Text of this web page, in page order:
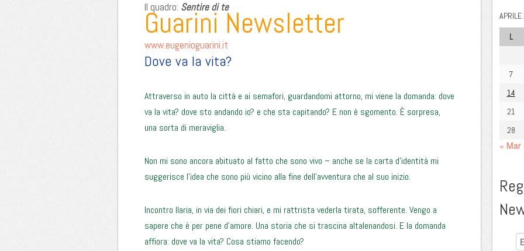
Il quadro: Sentire di te
Guarini Newsletter
www.eugenioguarini.it
Dove va la vita?
Attraverso in auto la città e ai semafori, guardandomi attorno, mi viene la domanda: dove
va la vita? dove sto andando io? e che sta capitando? E non è sgomento. È sorpresa,
una sorta di meraviglia.
Non mi sono ancora abituato al fatto che sono vivo – anche se la carta d’identità mi
suggerisce l’idea che sono più vicino alla fine dell’avventura che al suo inizio.
Incontro Ilaria, in via dei fiori chiari, e mi rattrista vederla tirata, sofferente. Vengo a
sapere che è per pene d’amore. Una storia che si trascina altalenandosi. E la domanda
affiora: dove va la vita? Cosa stiamo facendo?
L
7
14
21
28
« Mar